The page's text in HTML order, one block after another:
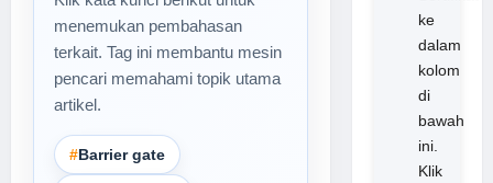
menemukan pembahasan
terkait. Tag ini membantu mesin
pencari memahami topik utama
artikel.
#Barrier gate
ke
dalam
kolom
di
bawah
ini.
Klik